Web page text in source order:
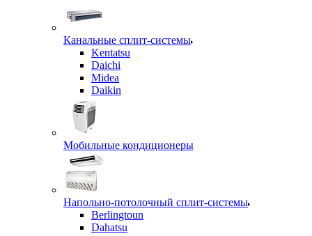
Канальные сплит-системы
Kentatsu
Daichi
Midea
Daikin
Мобильные кондиционеры
Напольно-потолочный сплит-системы
Berlingtoun
Dahatsu